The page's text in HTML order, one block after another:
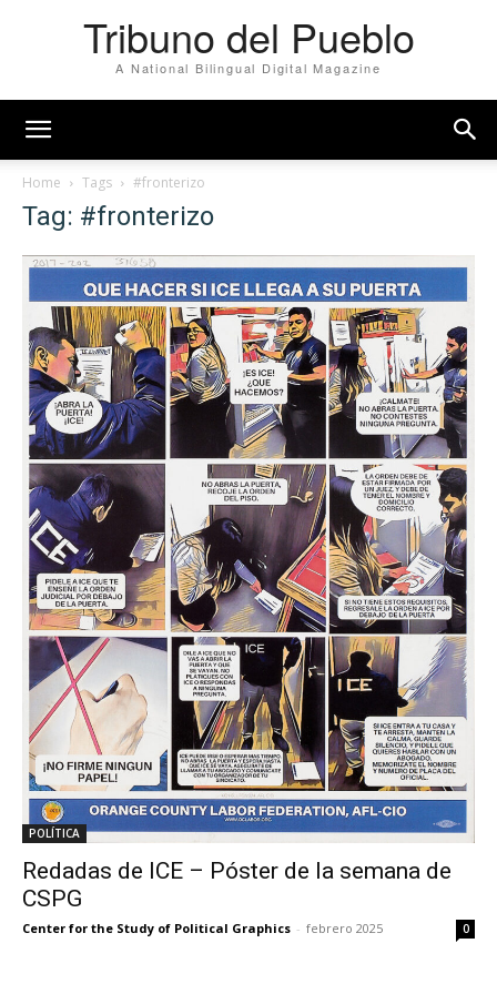
Tribuno del Pueblo
A National Bilingual Digital Magazine
Home Tags #fronterizo
Tag: #fronterizo
POLÍTICA
Redadas de ICE – Póster de la semana de
CSPG
Center for the Study of Political Graphics - febrero 2025 0